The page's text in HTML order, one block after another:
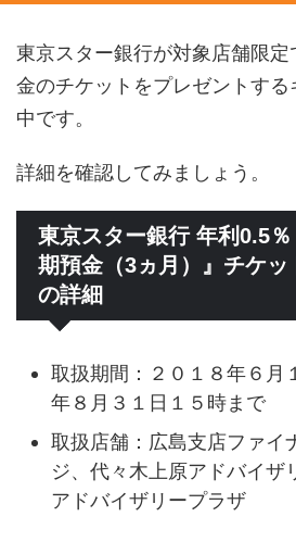
東京スター銀行が対象店舗限
金のチケットをプレゼントす
中です。
詳細を確認してみましょう。
東京スター銀行 年利0.5
期預金（3ヵ月）』チケッ
の詳細
取扱期間：２０１８年６月
年８月３１日１５時まで
取扱店舗：広島支店ファイ
ジ、代々木上原アドバイザ
アドバイザリープラザ